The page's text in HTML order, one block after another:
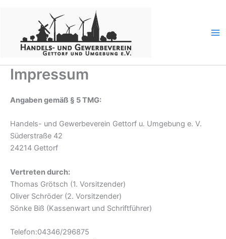
Impressum
Angaben gemäß § 5 TMG:
Handels- und Gewerbeverein Gettorf u. Umgebung e. V.
Süderstraße 42
24214 Gettorf
Vertreten durch:
Thomas Grötsch (1. Vorsitzender)
Oliver Schröder (2. Vorsitzender)
Sönke Biß (Kassenwart und Schriftführer)
Telefon:04346/296875